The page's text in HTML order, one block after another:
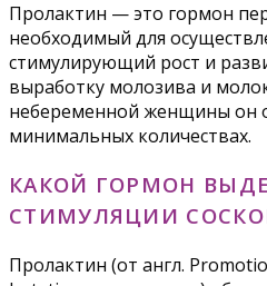
Пролактин — это гормон
необходимый для
стимулирующий рост и
выработку молозива и
небеременной женщины он
минимальных количествах.
КАКОЙ ГОРМОН
СТИМУЛЯЦИИ
Пролактин (от англ.